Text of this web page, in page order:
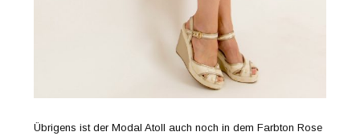
Übrigens ist der Modal Atoll auch noch in dem Farbton Rose